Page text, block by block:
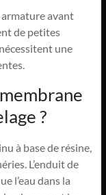
avant
de petites
une
?
à base de résine,
L’enduit de
l’eau dans la